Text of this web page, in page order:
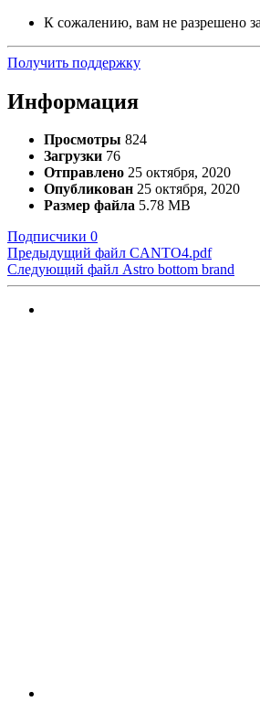
К сожалению, вам не разрешено
Получить поддержку
Информация
Просмотры 824
Загрузки 76
Отправлено 25 октября, 2020
Опубликован 25 октября, 2020
Размер файла 5.78 MB
Подписчики 0
Предыдущий файл CANTO4.pdf
Следующий файл Astro bottom brand